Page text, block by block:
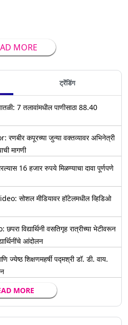
MORE
ट्रेंडिंग
7 तलावांमधील पाणीसाठा 88.40
कपूरच्या जुन्या वक्तव्यावर अभिनेत्री
मागणी
16 हजार रुपये मिळण्याचा दावा पूर्णपणे
सोशल मीडियावर हॉटेलमधील व्हिडिओ
विद्यार्थिनी वसतिगृह रात्रीच्या भेटीवरून
आंदोलन
शिक्षणमहर्षी पद्मश्री डॉ. डी. वाय.
MORE